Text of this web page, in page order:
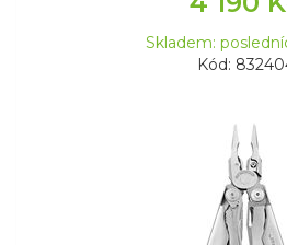
Skladem:
Kód: